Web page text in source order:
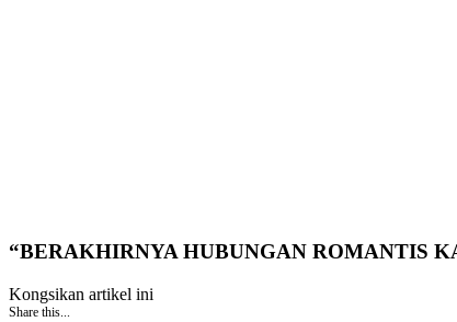
“BERAKHIRNYA HUBUNGAN ROMANTIS
Kongsikan artikel ini
Share this...